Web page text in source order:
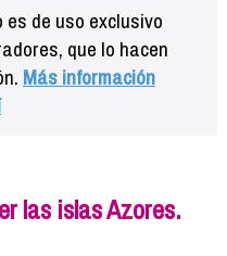
de uso exclusivo
que lo hacen
Más información
las islas Azores.